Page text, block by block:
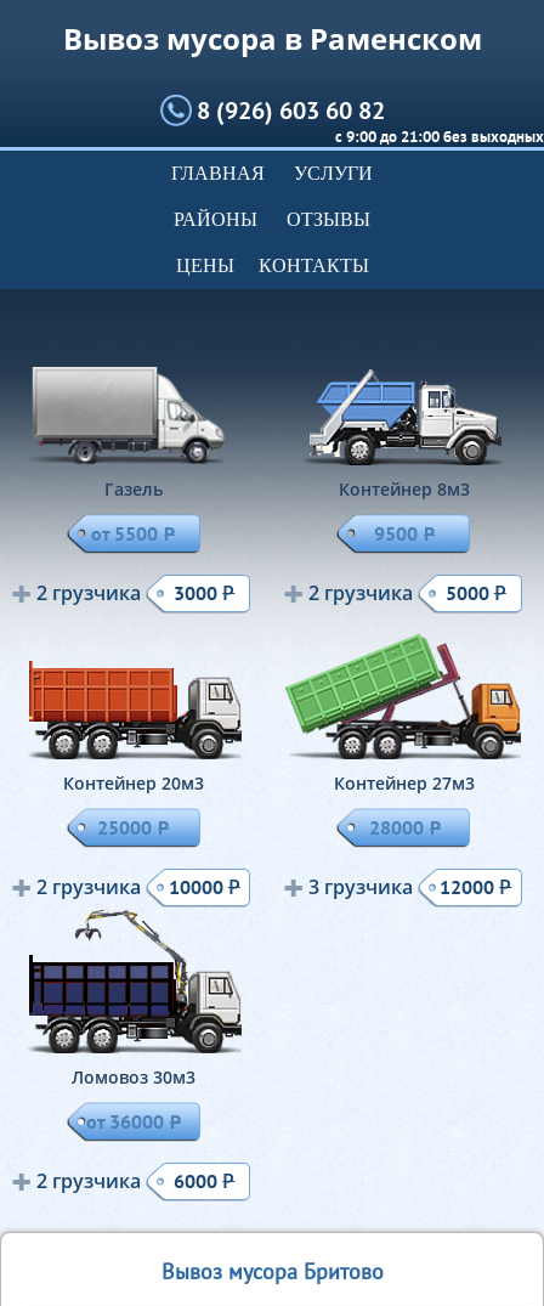
Вывоз мусора в Раменском
8 (926) 603 60 82
с 9:00 до 21:00 без выходных
ГЛАВНАЯ
УСЛУГИ
РАЙОНЫ ОТЗЫВЫ
ЦЕНЫ КОНТАКТЫ
Газель
от 5500 Р
2 грузчика 3000Р
Контейнер 8м3
9500 Р
2 грузчика 5000Р
Контейнер 20м3
25000 Р
2 грузчика 10000Р
Контейнер 27м3
28000 Р
3 грузчика 12000Р
Ломовоз 30м3
от 36000 Р
2 грузчика 6000Р
Вывоз мусора Бритово